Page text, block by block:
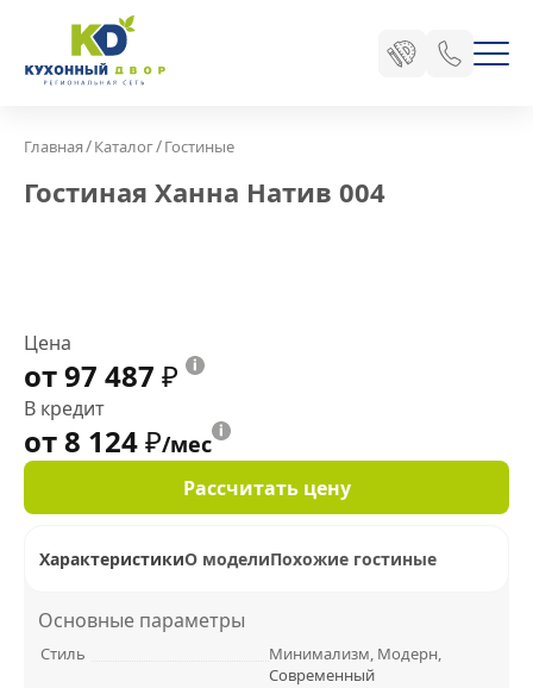
Главная/Каталог/Гостиные
Гостиная Ханна Натив 004
Цена
от 97 487 ₽
В кредит
от 8 124₽/мес
Рассчитать цену
ХарактеристикиО моделиПохожие гостиные
Основные параметры
Стиль
Минимализм, Модерн,
Современный